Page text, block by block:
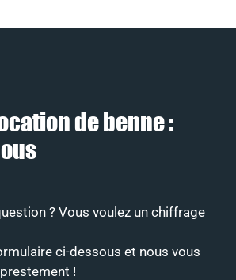
de benne :
? Vous voulez un chiffrage
ci-dessous et nous vous
!